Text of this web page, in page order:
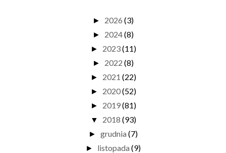
► 2026 (3)
► 2024(8)
► 2023(11)
► 2022 (8)
► 2021 (22)
► 2020(52)
► 2019(81)
▼ 2018 (93)
► grudnia (7)
► listopada (9)